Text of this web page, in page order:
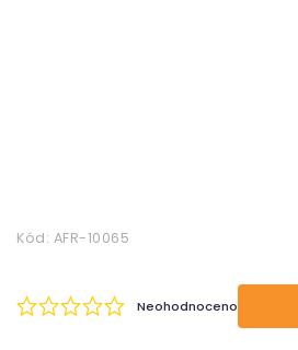
Kód: AFR-10065
Neohodnoceno